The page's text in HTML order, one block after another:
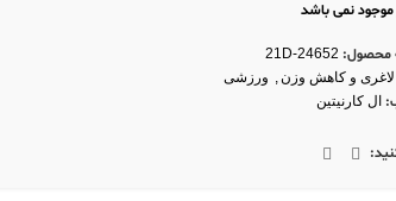
موجود نمی باشد
محصول: 21D-24652
لاغری و کاهش وزن, ورزشی
ال کارنیتین